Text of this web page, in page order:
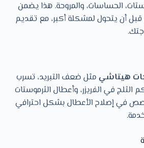
الحساسات، والمروحة. هذا يضمن
أن يتحول لمشكلة أكبر، مع تقديم
هيتاشي مثل ضعف التبريد، تسرب
الثلج في الفريزر، وأعطال الثرموستات
في إصلاح الأعطال بشكل احترافي